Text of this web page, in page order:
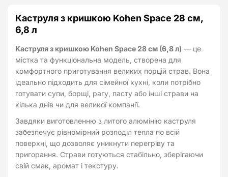
Каструля з кришкою Kohen Space 28 см,
6,8 л
Каструля з кришкою Kohen Space 28 см (6,8 л) — це
містка та функціональна модель, створена для
комфортного приготування великих порцій страв. Вона
ідеально підходить для сімейної кухні, коли потрібно
готувати супи, борщі, рагу, пасту або інші страви на
кілька днів чи для великої компанії.
Завдяки виготовленню з литого алюмінію каструля
забезпечує рівномірний розподіл тепла по всій
поверхні, що дозволяє уникнути перегріву та
пригорання. Страви готуються стабільно, зберігаючи
свій смак, аромат і текстуру.